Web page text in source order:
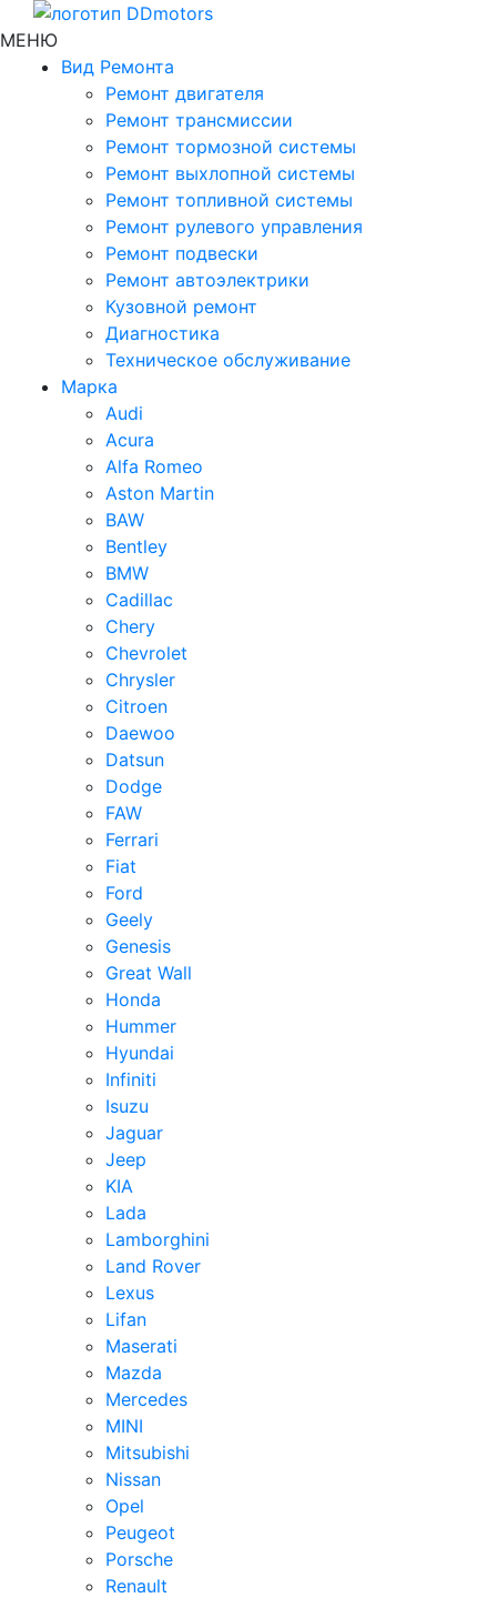
МЕНЮ
Вид Ремонта
Ремонт двигателя
Ремонт трансмиссии
Ремонт тормозной системы
Ремонт выхлопной системы
Ремонт топливной системы
Ремонт рулевого управления
Ремонт подвески
Ремонт автоэлектрики
Кузовной ремонт
Диагностика
Техническое обслуживание
Марка
Audi
Acura
Alfa Romeo
Aston Martin
BAW
Bentley
BMW
Cadillac
Chery
Chevrolet
Chrysler
Citroen
Daewoo
Datsun
Dodge
FAW
Ferrari
Fiat
Ford
Geely
Genesis
Great Wall
Honda
Hummer
Hyundai
Infiniti
Isuzu
Jaguar
Jeep
KIA
Lada
Lamborghini
Land Rover
Lexus
Lifan
Maserati
Mazda
Mercedes
MINI
Mitsubishi
Nissan
Opel
Peugeot
Porsche
Renault